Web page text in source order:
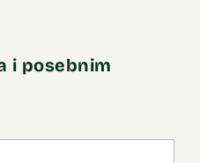
i posebnim